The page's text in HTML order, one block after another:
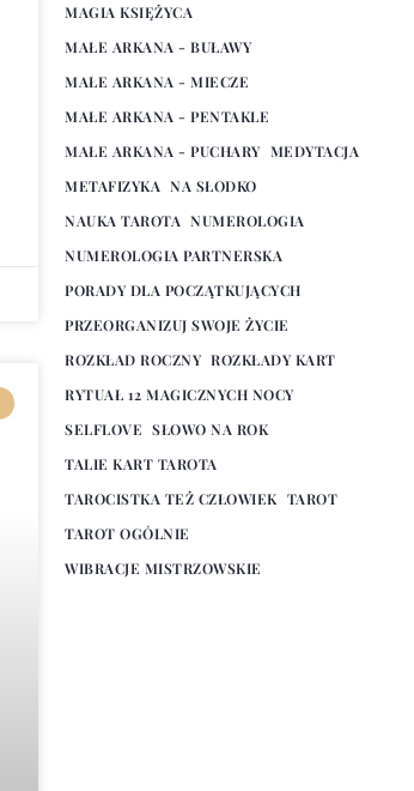
MAGIA KSIĘŻYCA
MAŁE ARKANA - BUŁAWY
MAŁE ARKANA - MIECZE
MAŁE ARKANA - PENTAKLE
MAŁE ARKANA - PUCHARY MEDYTACJA
METAFIZYKA NA SŁODKO
NAUKA TAROTA NUMEROLOGIA
NUMEROLOGIA PARTNERSKA
PORADY DLA POCZĄTKUJĄCYCH
PRZEORGANIZUJ SWOJE ŻYCIE
ROZKŁAD ROCZNY ROZKŁADY KART
RYTUAŁ 12 MAGICZNYCH NOCY
SELFLOVE SŁOWO NA ROK
TALIE KART TAROTA
TAROCISTKA TEŻ CZŁOWIEK TAROT
TAROT OGÓLNIE
WIBRACJE MISTRZOWSKIE